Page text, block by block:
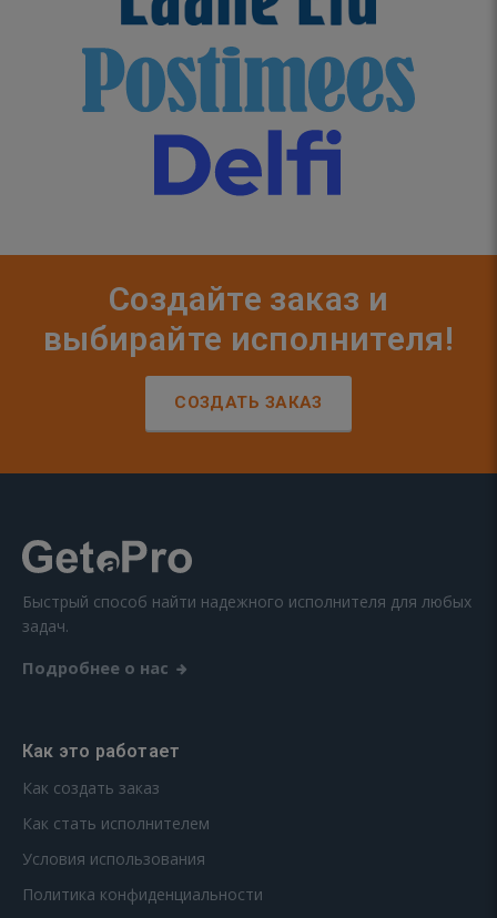
Создайте заказ и
выбирайте исполнителя!
СОЗДАТЬ ЗАКАЗ
Быстрый способ найти надежного исполнителя для любых
задач.
Подробнее о нас
Как это работает
Как создать заказ
Как стать исполнителем
Условия использования
Политика конфиденциальности